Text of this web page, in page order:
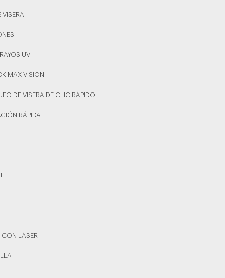
VISERA
UV
MAX VISIÓN
DE VISERA DE CLIC RÁPIDO
RÁPIDA
CON LÁSER